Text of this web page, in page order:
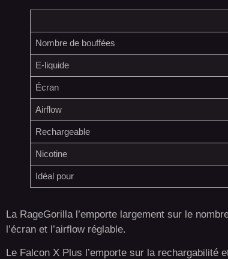
Nombre de bouffées
E-liquide
Écran
Airflow
Rechargeable
Nicotine
Idéal pour
La RageGorilla l’emporte largement sur le
l’écran et l’airflow réglable.
Le Falcon X Plus l’emporte sur la